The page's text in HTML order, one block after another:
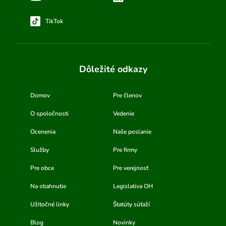
TikTok
Dôležité odkazy
Domov Pre členov
O spoločnosti Vedenie
Ocenenia Naše poslanie
Služby Pre firmy
Pre obce Pre verejnosť
Na stiahnutie Legislatíva OH
Užitočné linky Štatúty súťaží
Blog Novinky